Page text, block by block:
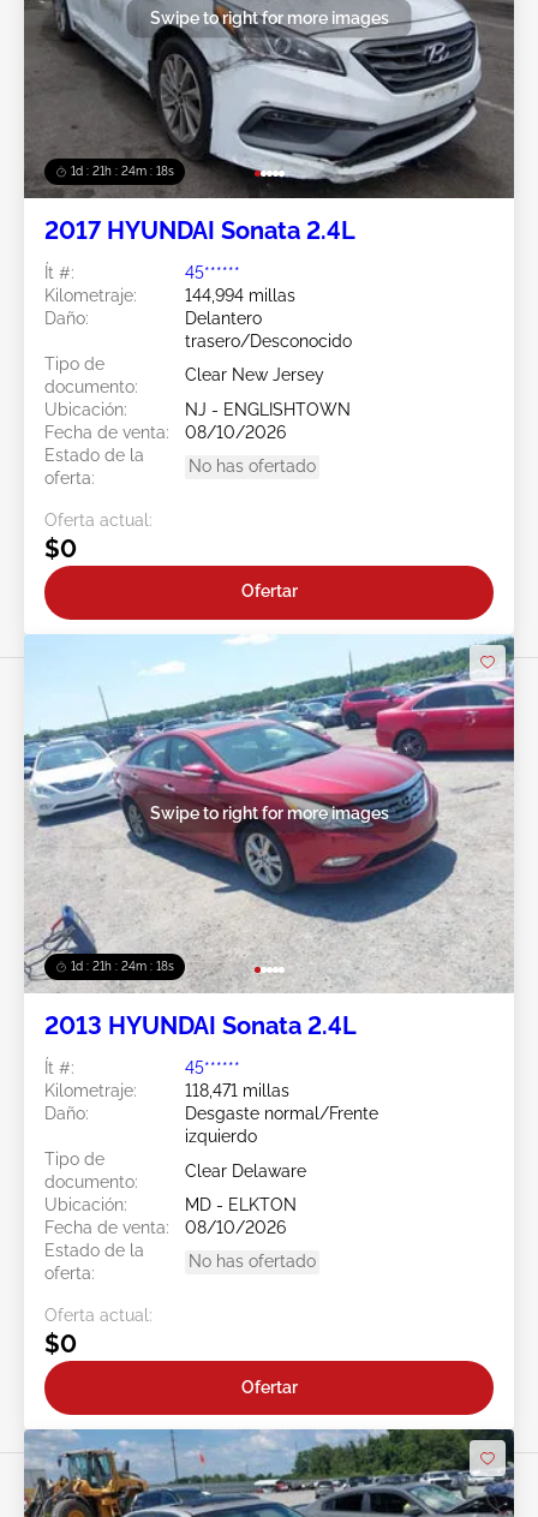
1d : 21h : 24m : 15s
Swipe to right for more images
2017 HYUNDAI Sonata 2.4L
Ít #:
45******
Kilometraje:
144,994 millas
Daño:
Delantero
trasero/Desconocido
Tipo de
documento:
Clear New Jersey
Ubicación:
NJ - ENGLISHTOWN
Fecha de venta:
08/10/2026
Estado de la
oferta:
No has ofertado
Oferta actual:
$0
Ofertar
1d : 21h : 24m : 15s
Swipe to right for more images
2013 HYUNDAI Sonata 2.4L
Ít #:
45******
Kilometraje:
118,471 millas
Daño:
Desgaste normal/Frente
izquierdo
Tipo de
documento:
Clear Delaware
Ubicación:
MD - ELKTON
Fecha de venta:
08/10/2026
Estado de la
oferta:
No has ofertado
Oferta actual:
$0
Ofertar